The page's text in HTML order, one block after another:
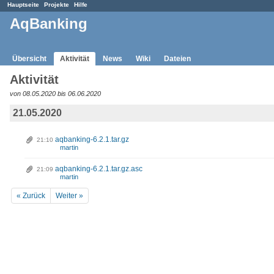
Hauptseite Projekte Hilfe
AqBanking
Übersicht Aktivität News Wiki Dateien
Aktivität
von 08.05.2020 bis 06.06.2020
21.05.2020
21:10 aqbanking-6.2.1.tar.gz
martin
21:09 aqbanking-6.2.1.tar.gz.asc
martin
« Zurück Weiter »